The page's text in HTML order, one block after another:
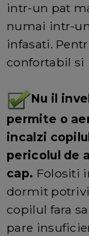
intr-un pat
numai intr-
infasati.
confortabil si
Nu il
permite o
incalzi
pericolul de
cap. Folositi
dormit
copilul fara
pare